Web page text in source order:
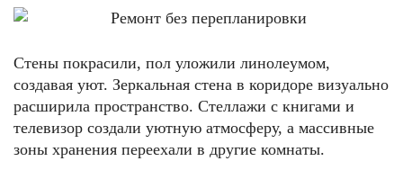
Стены покрасили, пол уложили линолеумом,
создавая уют. Зеркальная стена в коридоре визуально
расширила пространство. Стеллажи с книгами и
телевизор создали уютную атмосферу, а массивные
зоны хранения переехали в другие комнаты.